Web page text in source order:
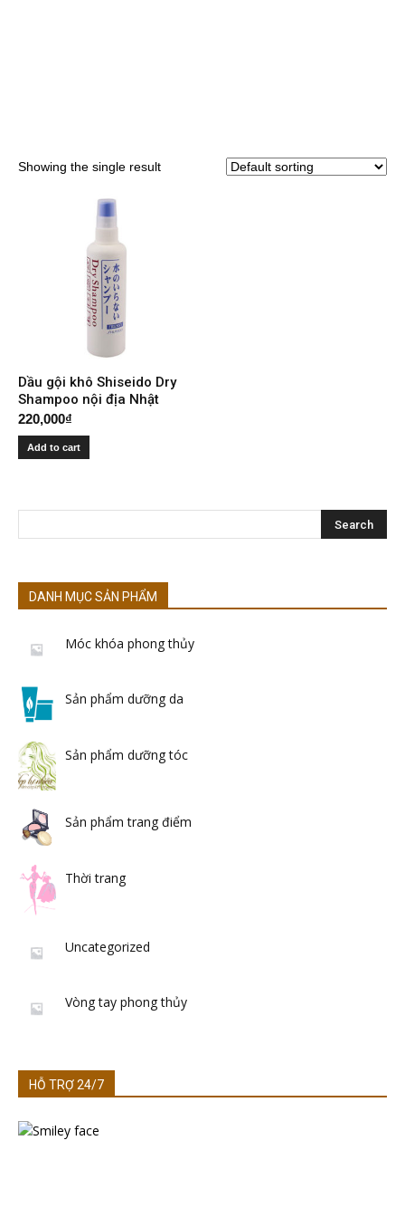
Showing the single result
Dầu gội khô Shiseido Dry
Shampoo nội địa Nhật
220,000₫
Add to cart
DANH MỤC SẢN PHẨM
Móc khóa phong thủy
Sản phẩm dưỡng da
Sản phẩm dưỡng tóc
Sản phẩm trang điểm
Thời trang
Uncategorized
Vòng tay phong thủy
HỖ TRỢ 24/7